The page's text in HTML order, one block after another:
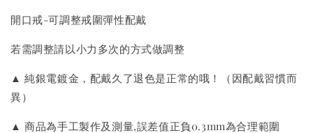
開口戒-可調整戒圍彈性配戴
若需調整請以小力多次的方式做調整
▲ 純銀電鍍金，配戴久了退色是正常的哦！（因配戴習慣而
異）
▲ 商品為手工製作及測量,誤差值正負0.3mm為合理範圍